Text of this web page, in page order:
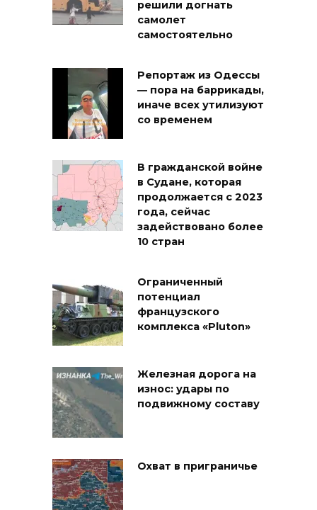
решили догнать
самолет
самостоятельно
Репортаж из Одессы
— пора на баррикады,
иначе всех утилизуют
со временем
В гражданской войне
в Судане, которая
продолжается с 2023
года, сейчас
задействовано более
10 стран
Ограниченный
потенциал
французского
комплекса «Pluton»
Железная дорога на
износ: удары по
подвижному составу
Охват в приграничье